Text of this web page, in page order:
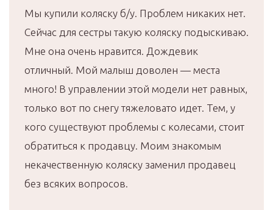
Мы купили коляску б/у. Проблем никаких нет.
Сейчас для сестры такую коляску подыскиваю.
Мне она очень нравится. Дождевик
отличный. Мой малыш доволен — места
много! В управлении этой модели нет равных,
только вот по снегу тяжеловато идет. Тем, у
кого существуют проблемы с колесами, стоит
обратиться к продавцу. Моим знакомым
некачественную коляску заменил продавец
без всяких вопросов.